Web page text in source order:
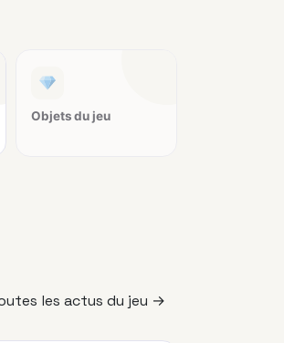
Objets du jeu
les actus du jeu →